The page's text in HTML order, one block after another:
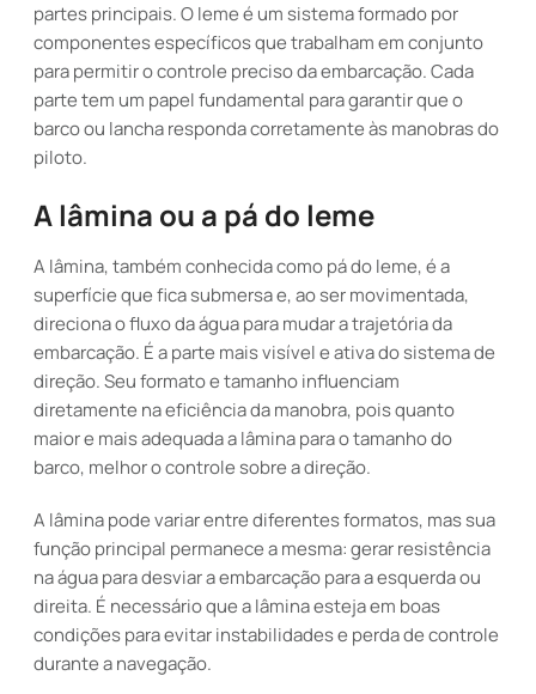
partes principais. O leme é um sistema formado por
componentes específicos que trabalham em conjunto
para permitir o controle preciso da embarcação. Cada
parte tem um papel fundamental para garantir que o
barco ou lancha responda corretamente às manobras do
piloto.
A lâmina ou a pá do leme
A lâmina, também conhecida como pá do leme, é a
superfície que fica submersa e, ao ser movimentada,
direciona o fluxo da água para mudar a trajetória da
embarcação. É a parte mais visível e ativa do sistema de
direção. Seu formato e tamanho influenciam
diretamente na eficiência da manobra, pois quanto
maior e mais adequada a lâmina para o tamanho do
barco, melhor o controle sobre a direção.
A lâmina pode variar entre diferentes formatos, mas sua
função principal permanece a mesma: gerar resistência
na água para desviar a embarcação para a esquerda ou
direita. É necessário que a lâmina esteja em boas
condições para evitar instabilidades e perda de controle
durante a navegação.